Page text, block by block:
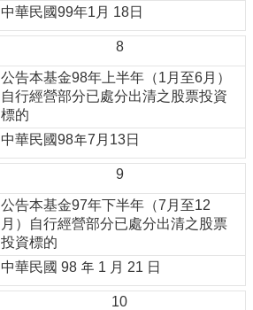
中華民國99年1月 18日
8
公告本基金98年上半年（1月至6月）
自行經營部分已處分出清之股票投資
標的
中華民國98年7月13日
9
公告本基金97年下半年（7月至12
月）自行經營部分已處分出清之股票
投資標的
中華民國 98 年 1 月 21 日
10